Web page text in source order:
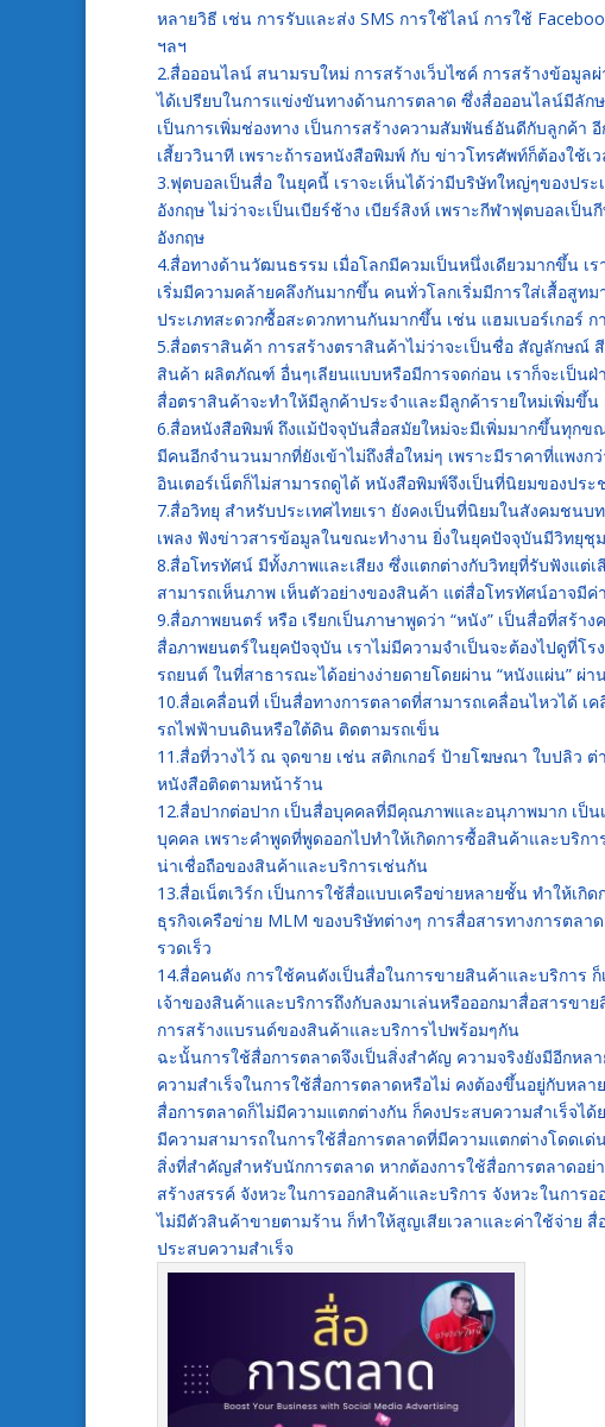
หลายวิธี เช่น การรับและส่ง SMS การใช้ไลน์ การใช้
ฯลฯ
2.สื่อออนไลน์ สนามรบใหม่ การสร้างเว็บไซค์ การสร้างข้อมูล
ได้เปรียบในการแข่งขันทางด้านการตลาด ซึ่งสื่อออนไลน์มีลั
เป็นการเพิ่มช่องทาง เป็นการสร้างความสัมพันธ์อันดีกับลูกค้า
เสี้ยววินาที เพราะถ้ารอหนังสือพิมพ์ กับ ข่าวโทรศัพท์ก็ต้องใช้เ
3.ฟุตบอลเป็นสื่อ ในยุคนี้ เราจะเห็นได้ว่ามีบริษัทใหญ่ๆของปร
อังกฤษ ไม่ว่าจะเป็นเบียร์ช้าง เบียร์สิงห์ เพราะกีฬาฟุตบอลเ
อังกฤษ
4.สื่อทางด้านวัฒนธรรม เมื่อโลกมีควมเป็นหนึ่งเดียวมากขึ้น
เริ่มมีความคล้ายคลึงกันมากขึ้น คนทั่วโลกเริ่มมีการใส่เสื้อสูท
ประเภทสะดวกซื้อสะดวกทานกันมากขึ้น เช่น แฮมเบอร์เกอร์
5.สื่อตราสินค้า การสร้างตราสินค้าไม่ว่าจะเป็นชื่อ สัญลักษณ์
สินค้า ผลิตภัณฑ์ อื่นๆเลียนแบบหรือมีการจดก่อน เราก็จะเป็นฝ่
สื่อตราสินค้าจะทำให้มีลูกค้าประจำและมีลูกค้ารายใหม่เพิ่มขึ้น
6.สื่อหนังสือพิมพ์ ถึงแม้ปัจจุบันสื่อสมัยใหม่จะมีเพิ่มมากขึ้นทุกข
มีคนอีกจำนวนมากที่ยังเข้าไม่ถึงสื่อใหม่ๆ เพราะมีราคาที่แพงก
อินเตอร์เน็ตก็ไม่สามารถดูได้ หนังสือพิมพ์จึงเป็นที่นิยมของปร
7.สื่อวิทยุ สำหรับประเทศไทยเรา ยังคงเป็นที่นิยมในสังคมชน
เพลง ฟังข่าวสารข้อมูลในขณะทำงาน ยิ่งในยุคปัจจุบันมีวิทยุชุ
8.สื่อโทรทัศน์ มีทั้งภาพและเสียง ซึ่งแตกต่างกับวิทยุที่รับฟังแต่
สามารถเห็นภาพ เห็นตัวอย่างของสินค้า แต่สื่อโทรทัศน์อาจมีค่
9.สื่อภาพยนตร์ หรือ เรียกเป็นภาษาพูดว่า “หนัง” เป็นสื่อที่สร้
สื่อภาพยนตร์ในยุคปัจจุบัน เราไม่มีความจำเป็นจะต้องไปดูที่
รถยนต์ ในที่สาธารณะได้อย่างง่ายดายโดยผ่าน “หนังแผ่น” ผ่
10.สื่อเคลื่อนที่ เป็นสื่อทางการตลาดที่สามารถเคลื่อนไหวได้
รถไฟฟ้าบนดินหรือใต้ดิน ติดตามรถเข็น
11.สื่อที่วางไว้ ณ จุดขาย เช่น สติกเกอร์ ป้ายโฆษณา ใบปลิว
หนังสือติดตามหน้าร้าน
12.สื่อปากต่อปาก เป็นสื่อบุคคลที่มีคุณภาพและอนุภาพมาก เป็น
บุคคล เพราะคำพูดที่พูดออกไปทำให้เกิดการซื้อสินค้าและบริ
น่าเชื่อถือของสินค้าและบริการเช่นกัน
13.สื่อเน็ตเวิร์ก เป็นการใช้สื่อแบบเครือข่ายหลายชั้น ทำให้เกิ
ธุรกิจเครือข่าย MLM ของบริษัทต่างๆ การสื่อสารทางการตลา
รวดเร็ว
14.สื่อคนดัง การใช้คนดังเป็นสื่อในการขายสินค้าและบริการ
เจ้าของสินค้าและบริการถึงกับลงมาเล่นหรือออกมาสื่อสารข
การสร้างแบรนด์ของสินค้าและบริการไปพร้อมๆกัน
ฉะนั้นการใช้สื่อการตลาดจึงเป็นสิ่งสำคัญ ความจริงยังมีอีกหล
ความสำเร็จในการใช้สื่อการตลาดหรือไม่ คงต้องขึ้นอยู่กับหล
สื่อการตลาดก็ไม่มีความแตกต่างกัน ก็คงประสบความสำเร็จไ
มีความสามารถในการใช้สื่อการตลาดที่มีความแตกต่างโดดเ
สิ่งที่สำคัญสำหรับนักการตลาด หากต้องการใช้สื่อการตลาดอ
สร้างสรรค์ จังหวะในการออกสินค้าและบริการ จังหวะในกา
ไม่มีตัวสินค้าขายตามร้าน ก็ทำให้สูญเสียเวลาและค่าใช้จ่าย
ประสบความสำเร็จ